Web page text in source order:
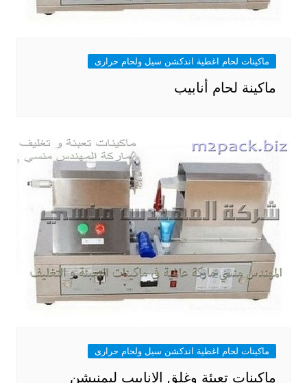
ماكينات لحام اغطية اندكشن سيل ولحام حرارى
ماكينة لحام أنابيب
ماكينات لحام اغطية اندكشن سيل ولحام حرارى
ماكينات تعبئة وغلق الانابيب ليمنيشن